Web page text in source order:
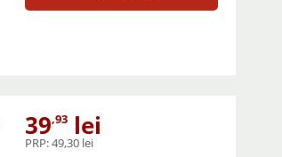
39,93lei
PRP:49,30 lei